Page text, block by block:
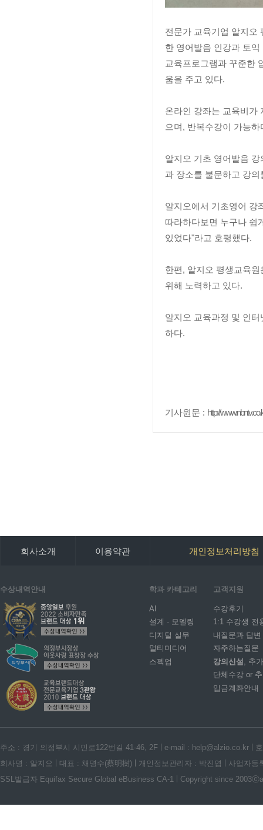
전문가 교육기업 알지오
한 영어발음 인강과 토
교육프로그램과 꾸준한
움을 주고 있다.
온라인 강좌는 교육비가
으며, 반복수강이 가능
알지오 기초 영어발음
과 장소를 불문하고 강
알지오에서 기초영어 강
따라하다보면 누구나 쉽
있었다"라고 호평했다.
한편, 알지오 평생교육
위해 노력하고 있다.
알지오 교육과정 및 인
하다.
기사원문 : http://
회사소개 이용약관 개인정보처리방침
수상내역안내 학과 카테고리
AI
설계 · 모델링
디지털 실무
멀티미디어
스펙업
고객지원
수강후기
1:1 수강생 전
내질문과 답변
자주하는질문
강의신설 , 추
단체수강 or
입금계좌안내
주소 : 경기 의정부시 시민로122번길 41-46, 2F e-mail : help@alzio.co.kr
회사명 : 알지오
대표 : 채명수(蔡明樹) 개인정보관리자 : 박진엽
사업자등
SSL발급자 Equifax Secure Global eBusiness CA-1
Copyright since